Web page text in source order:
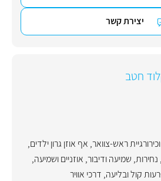
יצירת קשר
חטב
ראש-צוואר, אף אוזן גרון ילדים,
, נחירות, שמיעה ודיבור, אוזניים ושמיעה,
קול ובליעה, דרכי אוויר